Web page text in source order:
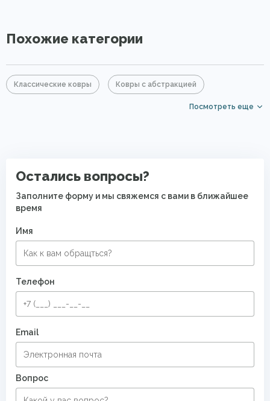
Похожие категории
Классические ковры Ковры с абстракцией
Посмотреть еще
Остались вопросы?
Заполните форму и мы свяжемся с вами в ближайшее
время
Имя
Телефон
Email
Вопрос